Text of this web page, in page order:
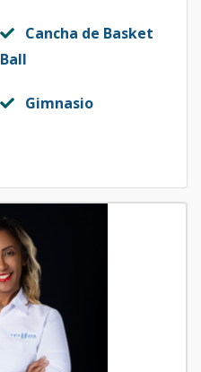
Cancha de Basket
Ball
Gimnasio